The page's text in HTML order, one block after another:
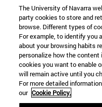
un nuevo caso de
país se vio sacudido
el propio Gobierno
por el anuncio del
crisis económica con
las que se encontraba
uso de la popular
concentradas
incorporaron pronto
The University of Navarra
party cookies to store and
browse. Different types of
For example, to identify you
about your browsing habits
personalize how the
cookies you want to enable
will remain active until you
For more detailed
our Cookie Policy.